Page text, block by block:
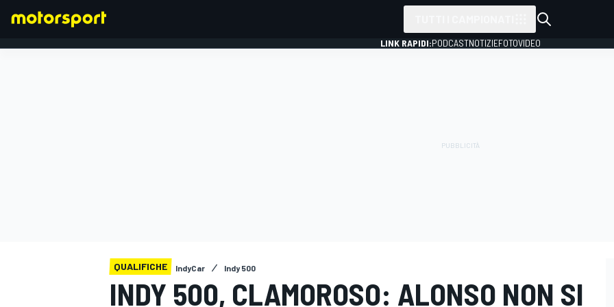
LINK RAPIDI:PODCASTNOTIZIEFOTOVIDEO
QUALIFICHE IndyCar Indy 500
INDY 500, CLAMOROSO: ALONSO NON SI